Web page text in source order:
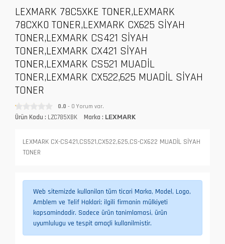
LEXMARK 78C5XKE TONER,LEXMARK
78CXK0 TONER,LEXMARK CX625 SİYAH
TONER,LEXMARK CS421 SİYAH
TONER,LEXMARK CX421 SİYAH
TONER,LEXMARK CS521 MUADİL
TONER,LEXMARK CX522,625 MUADİL SİYAH
TONER
0.0 - 0 Yorum var.
Ürün Kodu : LZC785XBK Marka : LEXMARK
LEXMARK CX-CS421,CS521,CX522,625,CS-CX622 MUADİL SİYAH
TONER
Web sitemizde kullanilan tüm ticari Marka, Model, Logo,
Amblem ve Telif Haklari; ilgili firmanin mülkiyeti
kapsamindadir. Sadece ürün tanimlamasi, ürün
uyumlulugu ve tespit amaçli kullanilmistir.